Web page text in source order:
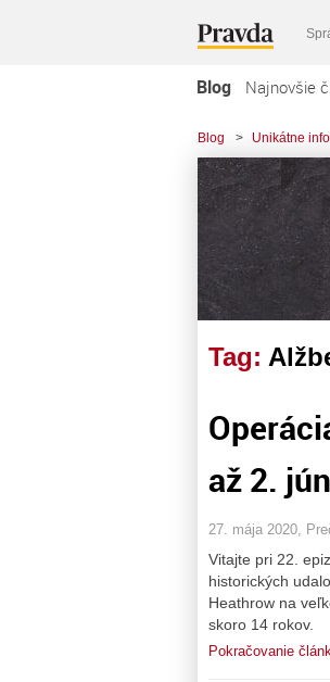
Blog Najnovšie
Blog > Unikátne
Tag:
až 2.
27. mája 2020,
Vitajte pri 22.
historických
Heathrow na
skoro 14 rokov.
Pokračovanie